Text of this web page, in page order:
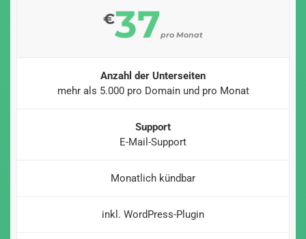
€37pro Monat
Anzahl der Unterseiten
mehr als 5.000 pro Domain und pro Monat
Support
E-Mail-Support
Monatlich kündbar
inkl. WordPress-Plugin